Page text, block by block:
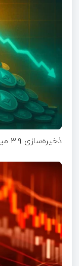
ذخیره‌سازی ۳.۹ میلیون اتریوم توسط بیت‌ماین (Bitmine)